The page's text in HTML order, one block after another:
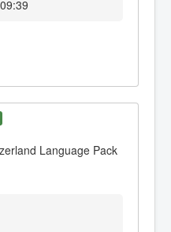
09:39
Language Pack